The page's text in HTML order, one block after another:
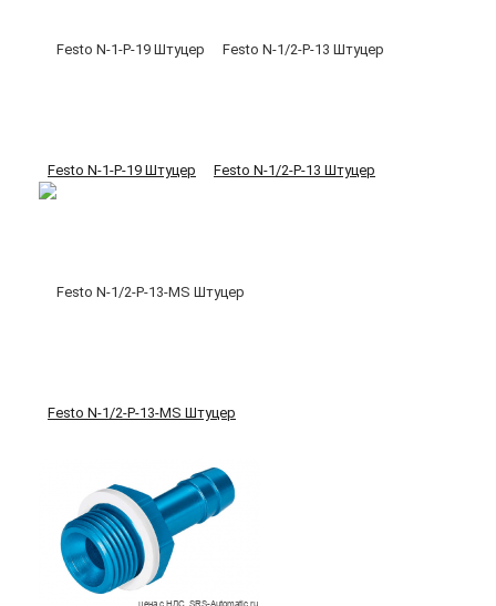
Festo N-1-P-19 Штуцер Festo N-1/2-P-13 Штуцер
Festo N-1/2-P-13-MS Штуцер